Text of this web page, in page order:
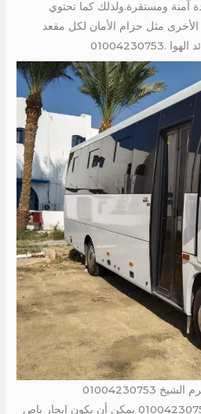
آمنة ومستقرة.ولذلك كما تحتوي
مثل حزام الأمان لكل مقعد
بالتالى من الناحية التجارية، 01004230753 يمكن أن يكون إيجار باص